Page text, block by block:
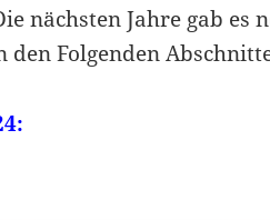
nächsten Jahre gab es
den Folgenden